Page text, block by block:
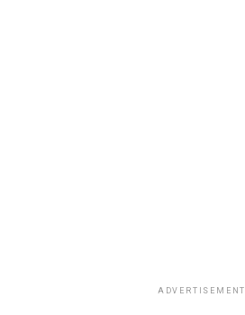
ADVERTISEMENT